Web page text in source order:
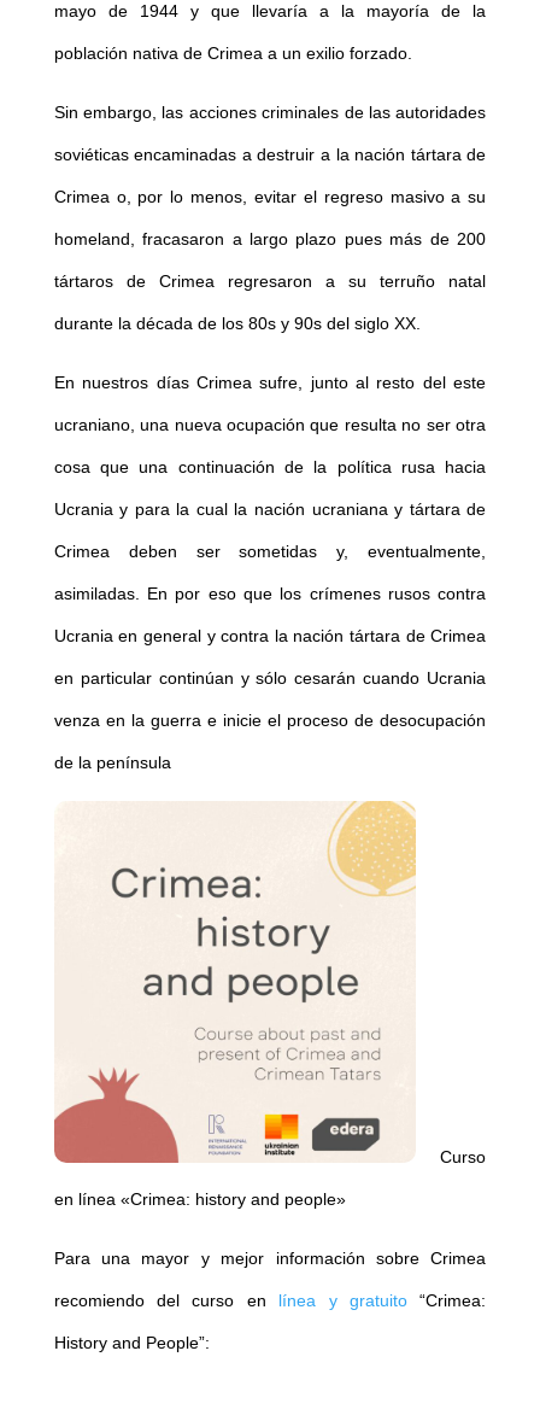
mayo de 1944 y que llevaría a la mayoría de la
población nativa de Crimea a un exilio forzado.
Sin embargo, las acciones criminales de las autoridades
soviéticas encaminadas a destruir a la nación tártara de
Crimea o, por lo menos, evitar el regreso masivo a su
homeland, fracasaron a largo plazo pues más de 200
tártaros de Crimea regresaron a su terruño natal
durante la década de los 80s y 90s del siglo XX.
En nuestros días Crimea sufre, junto al resto del este
ucraniano, una nueva ocupación que resulta no ser otra
cosa que una continuación de la política rusa hacia
Ucrania y para la cual la nación ucraniana y tártara de
Crimea deben ser sometidas y, eventualmente,
asimiladas. En por eso que los crímenes rusos contra
Ucrania en general y contra la nación tártara de Crimea
en particular continúan y sólo cesarán cuando Ucrania
venza en la guerra e inicie el proceso de desocupación
de la península
Curso
en línea «Crimea: history and people»
Para una mayor y mejor información sobre Crimea
recomiendo del curso en línea y gratuito“Crimea:
History and People”: